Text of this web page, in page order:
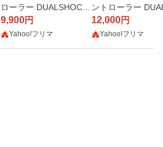
ローラー DUALSHOCK
4 ブラック
9,900円
Yahoo!フリマ
ントローラー
OCK4 ジェット・
ック
12,000円
Yahoo!フリマ